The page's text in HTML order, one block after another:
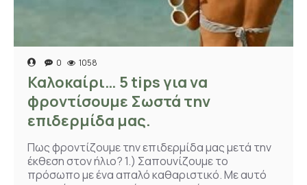
0 1058
Καλοκαίρι… 5 tips για να
φροντίσουμε Σωστά την
επιδερμίδα μας.
Πως φροντίζουμε την επιδερμίδα μας μετά την
έκθεση στον ήλιο? 1.) Σαπουνίζουμε το
πρόσωπο με ένα απαλό καθαριστικό. Με αυτό